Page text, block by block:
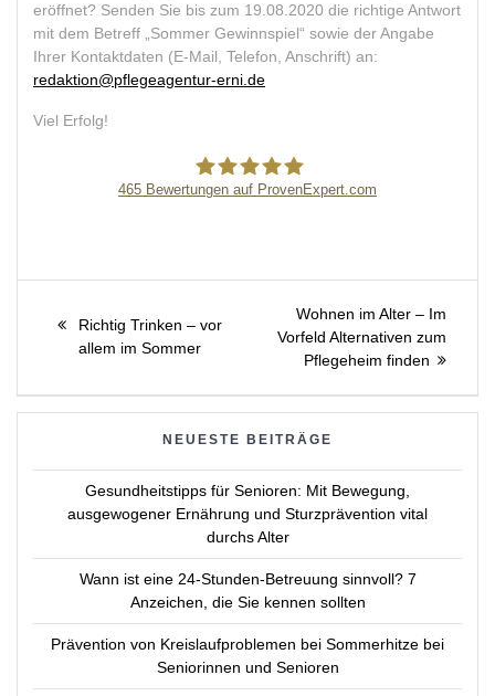
eröffnet? Senden Sie bis zum 19.08.2020 die richtige Antwort
mit dem Betreff „Sommer Gewinnspiel“ sowie der Angabe
Ihrer Kontaktdaten (E-Mail, Telefon, Anschrift) an:
redaktion@pflegeagentur-erni.de
Viel Erfolg!
465 Bewertungen auf ProvenExpert.com
Beitragsnavigation
Previous
post:
Richtig Trinken – vor
allem im Sommer
Next
post:
Wohnen im Alter – Im
Vorfeld Alternativen zum
Pflegeheim finden
NEUESTE BEITRÄGE
Gesundheitstipps für Senioren: Mit Bewegung,
ausgewogener Ernährung und Sturzprävention vital
durchs Alter
Wann ist eine 24-Stunden-Betreuung sinnvoll? 7
Anzeichen, die Sie kennen sollten
Prävention von Kreislaufproblemen bei Sommerhitze bei
Seniorinnen und Senioren